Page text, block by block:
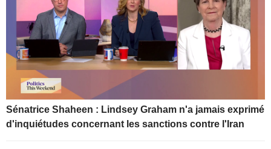
Sénatrice Shaheen : Lindsey Graham n'a jamais exprimé
d'inquiétudes concernant les sanctions contre l'Iran